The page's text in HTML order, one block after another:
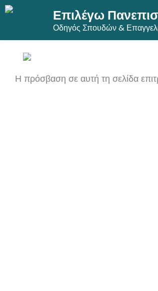
στο
περιεχόμενο
Η πρόσβαση σε αυτή τη σελίδα
Επιλέγω
Οδηγός Σπουδών &